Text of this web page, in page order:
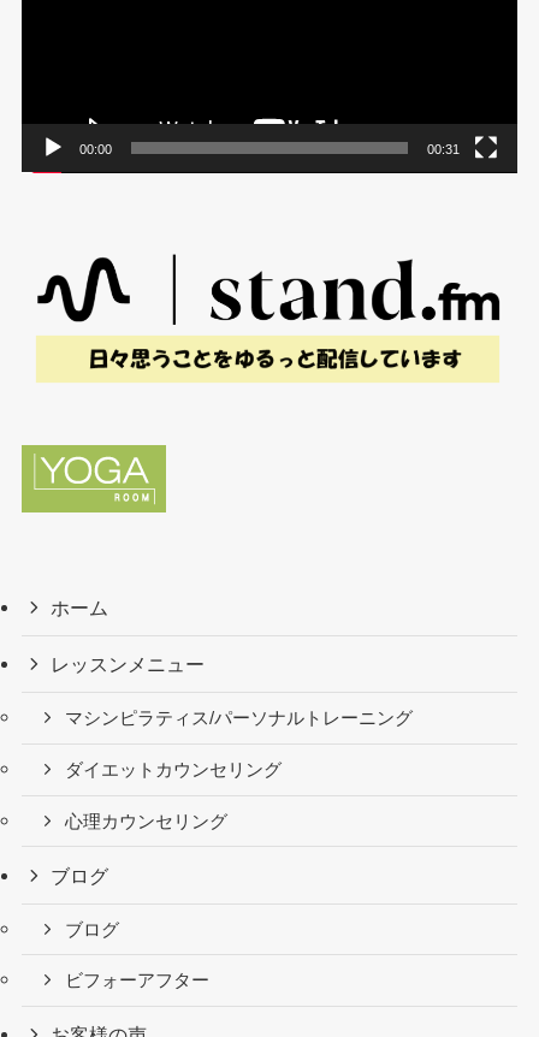
00:00 00:31
ホーム
レッスンメニュー
マシンピラティス/パーソナルトレーニング
ダイエットカウンセリング
心理カウンセリング
ブログ
ブログ
ビフォーアフター